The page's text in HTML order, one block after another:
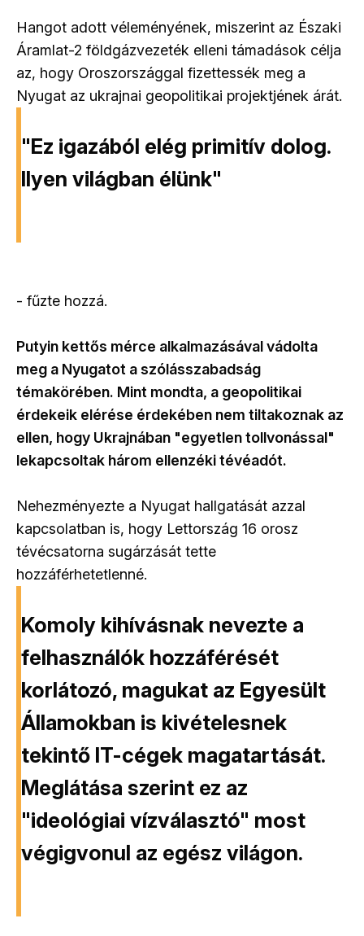
Hangot adott véleményének, miszerint az Északi
Áramlat-2 földgázvezeték elleni támadások célja
az, hogy Oroszországgal fizettessék meg a
Nyugat az ukrajnai geopolitikai projektjének árát.
"Ez igazából elég primitív dolog.
Ilyen világban élünk"
- fűzte hozzá.
Putyin kettős mérce alkalmazásával vádolta
meg a Nyugatot a szólásszabadság
témakörében. Mint mondta, a geopolitikai
érdekeik elérése érdekében nem tiltakoznak az
ellen, hogy Ukrajnában "egyetlen tollvonással"
lekapcsoltak három ellenzéki tévéadót.
Nehezményezte a Nyugat hallgatását azzal
kapcsolatban is, hogy Lettország 16 orosz
tévécsatorna sugárzását tette
hozzáférhetetlenné.
Komoly kihívásnak nevezte a
felhasználók hozzáférését
korlátozó, magukat az Egyesült
Államokban is kivételesnek
tekintő IT-cégek magatartását.
Meglátása szerint ez az
"ideológiai vízválasztó" most
végigvonul az egész világon.